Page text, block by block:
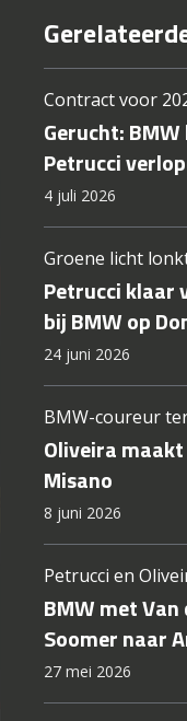
Contract voor
Gerucht:
Petrucci
4 juli 2026
Groene licht
Petrucci klaar
bij BMW op
24 juni 2026
BMW-coureur
Oliveira
Misano
8 juni 2026
Petrucci en
BMW met
Soomer naar
27 mei 2026